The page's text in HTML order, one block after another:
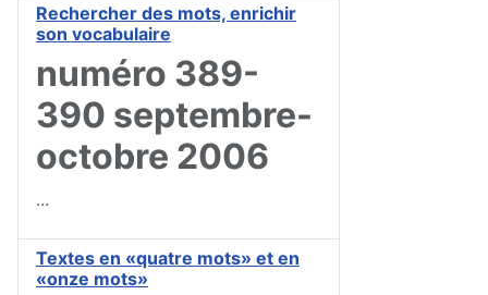
Rechercher des mots, enrichir
son vocabulaire
numéro 389-
390 septembre-
octobre 2006
...
Textes en «quatre mots» et en
«onze mots»